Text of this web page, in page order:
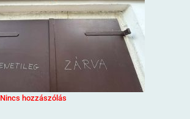
Nincs hozzászólás